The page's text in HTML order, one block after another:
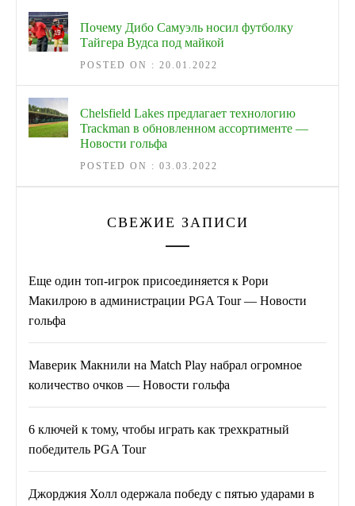
Почему Дибо Самуэль носил футболку
Тайгера Вудса под майкой
POSTED ON : 20.01.2022
Chelsfield Lakes предлагает технологию
Trackman в обновленном ассортименте —
Новости гольфа
POSTED ON : 03.03.2022
СВЕЖИЕ ЗАПИСИ
Еще один топ-игрок присоединяется к Рори
Макилрою в администрации PGA Tour — Новости
гольфа
Маверик Макнили на Match Play набрал огромное
количество очков — Новости гольфа
6 ключей к тому, чтобы играть как трехкратный
победитель PGA Tour
Джорджия Холл одержала победу с пятью ударами в